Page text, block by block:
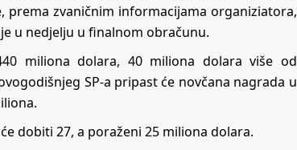
prema zvaničnim informacijama organiziatora,
u nedjelju u finalnom obračunu.
miliona dolara, 40 miliona dolara više od
SP-a pripast će novčana nagrada u
dobiti 27, a poraženi 25 miliona dolara.